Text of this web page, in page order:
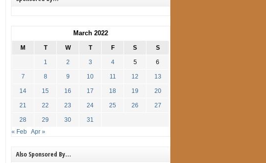
March 2022
M T W T F S S
1 2 3 4 5 6
7 8 9 10 11 12 13
14 15 16 17 18 19 20
21 22 23 24 25 26 27
28 29 30
31
« Feb Apr »
Also Sponsored By…